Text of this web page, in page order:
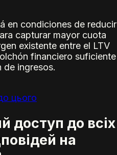
en condiciones de reducir
capturar mayor cuota
existente entre el LTV
financiero suficiente
de ingresos.
цього
доступ до всіх
на